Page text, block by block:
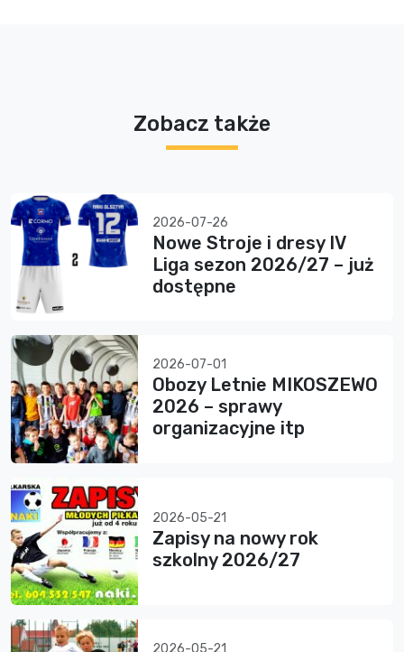
Zobacz także
2026-07-26
Nowe Stroje i dresy IV
Liga sezon 2026/27 – już
dostępne
2026-07-01
Obozy Letnie MIKOSZEWO
2026 – sprawy
organizacyjne itp
2026-05-21
Zapisy na nowy rok
szkolny 2026/27